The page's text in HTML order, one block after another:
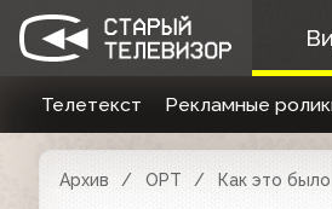
Телетекст Рекламные
Архив ОРТ Как это было